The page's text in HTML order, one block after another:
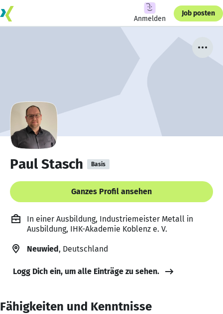
Anmelden
Job posten
Paul Stasch Basis
Ganzes Profil ansehen
In einer Ausbildung, Industriemeister Metall in
Ausbildung, IHK-Akademie Koblenz e. V.
Neuwied, Deutschland
Logg Dich ein, um alle Einträge zu sehen.
Fähigkeiten und Kenntnisse